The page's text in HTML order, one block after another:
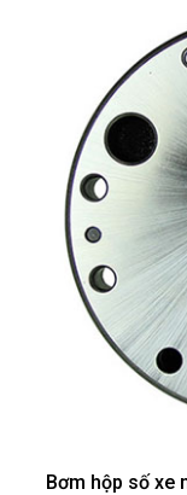
Bơm hộp số xe